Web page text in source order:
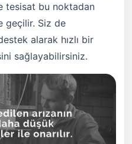
tesisat bu noktadan
geçilir. Siz de
alarak hızlı bir
sağlayabilirsiniz.